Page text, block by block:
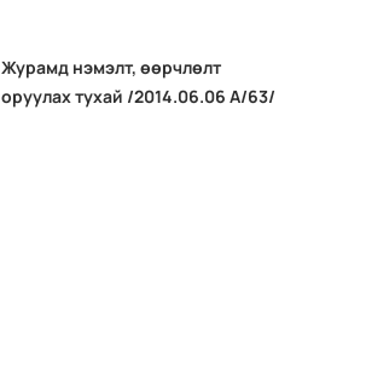
Журамд нэмэлт, өөрчлөлт
оруулах тухай /2014.06.06 А/63/